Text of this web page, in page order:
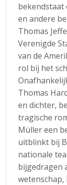
bekendstaat
en andere
Thomas
Verenigde
van de
rol bij het
Thomas
en dichter,
tragische
Müller een
uitblinkt bij
nationale
bijgedragen